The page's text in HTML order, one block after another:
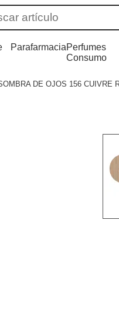
ParafarmaciaPerfumes
Consumo
DE OJOS 156 CUIVRE